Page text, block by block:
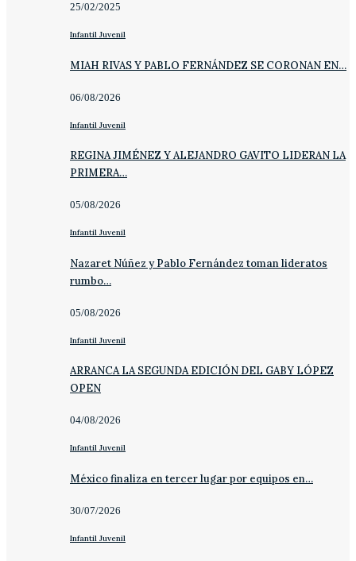
25/02/2025
Infantil Juvenil
MIAH RIVAS Y PABLO FERNÁNDEZ SE CORONAN EN…
06/08/2026
Infantil Juvenil
REGINA JIMÉNEZ Y ALEJANDRO GAVITO LIDERAN LA
PRIMERA…
05/08/2026
Infantil Juvenil
Nazaret Núñez y Pablo Fernández toman lideratos
rumbo…
05/08/2026
Infantil Juvenil
ARRANCA LA SEGUNDA EDICIÓN DEL GABY LÓPEZ
OPEN
04/08/2026
Infantil Juvenil
México finaliza en tercer lugar por equipos en…
30/07/2026
Infantil Juvenil